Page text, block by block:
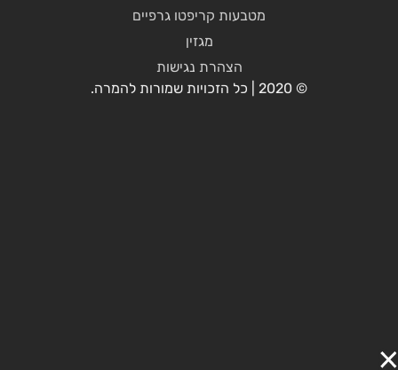
מטבעות קריפטו גרפיים
מגזין
הצהרת נגישות
© 2020 | כל הזכויות שמורות להמרה.